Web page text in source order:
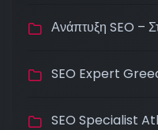
Ανάπτυξη SEO –
SEO Expert
SEO Specialist